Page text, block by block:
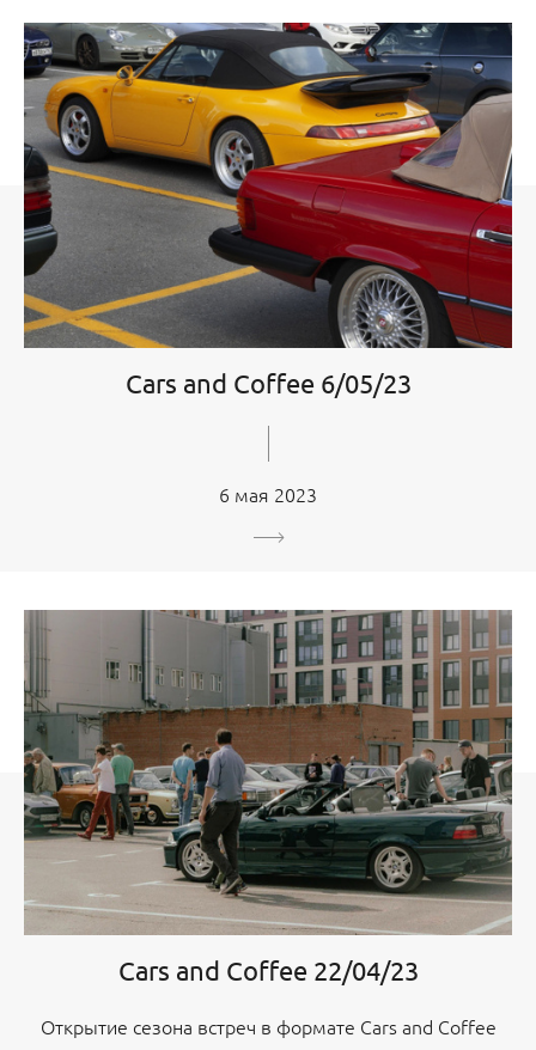
Cars and Coffee 6/05/23
6 мая 2023
Cars and Coffee 22/04/23
Открытие сезона встреч в формате Cars and Coffee